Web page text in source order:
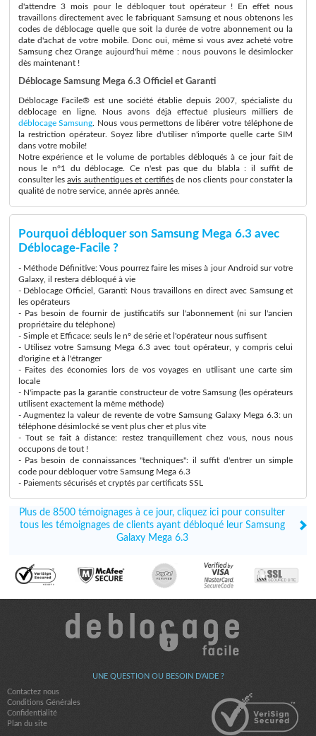
d'attendre 3 mois pour le débloquer tout opérateur ! En effet nous
travaillons directement avec le fabriquant Samsung et nous obtenons les
codes de déblocage quelle que soit la durée de votre abonnement ou la
date d'achat de votre mobile. Donc oui, même si vous avez acheté votre
Samsung chez Orange aujourd'hui même : nous pouvons le désimlocker
dès maintenant !
Déblocage Samsung Mega 6.3 Officiel et Garanti
Déblocage Facile® est une société établie depuis 2007, spécialiste du
déblocage en ligne. Nous avons déjà effectué plusieurs milliers de
déblocage Samsung . Nous vous permettons de libérer votre téléphone de
la restriction opérateur. Soyez libre d'utiliser n'importe quelle carte SIM
dans votre mobile!
Notre expérience et le volume de portables débloqués à ce jour fait de
nous le n°1 du déblocage. Ce n'est pas que du blabla : il suffit de
consulter lesavis authentiques et certifiésde nos clients pour constater la
qualité de notre service, année après année.
Pourquoi débloquer son Samsung Mega 6.3 avec
Déblocage-Facile ?
- Méthode Définitive: Vous pourrez faire les mises à jour Android sur votre
Galaxy, il restera débloqué à vie
- Déblocage Officiel, Garanti: Nous travaillons en direct avec Samsung et
les opérateurs
- Pas besoin de fournir de justificatifs sur l'abonnement (ni sur l'ancien
propriétaire du téléphone)
- Simple et Efficace: seuls le n° de série et l'opérateur nous suffisent
- Utilisez votre Samsung Mega 6.3 avec tout opérateur, y compris celui
d'origine et à l'étranger
- Faites des économies lors de vos voyages en utilisant une carte sim
locale
- N'impacte pas la garantie constructeur de votre Samsung (les opérateurs
utilisent exactement la même méthode)
- Augmentez la valeur de revente de votre Samsung Galaxy Mega 6.3: un
téléphone désimlocké se vent plus cher et plus vite
- Tout se fait à distance: restez tranquillement chez vous, nous nous
occupons de tout !
- Pas besoin de connaissances "techniques": il suffit d'entrer un simple
code pour débloquer votre Samsung Mega 6.3
- Paiements sécurisés et cryptés par certificats SSL
Plus de 8500 témoignages à ce jour, cliquez ici pour consulter
tous les témoignages de clients ayant débloqué leur Samsung
Galaxy Mega 6.3
UNE QUESTION OU BESOIN D'AIDE ?
Contactez nous
Conditions Générales
Confidentialité
Plan du site